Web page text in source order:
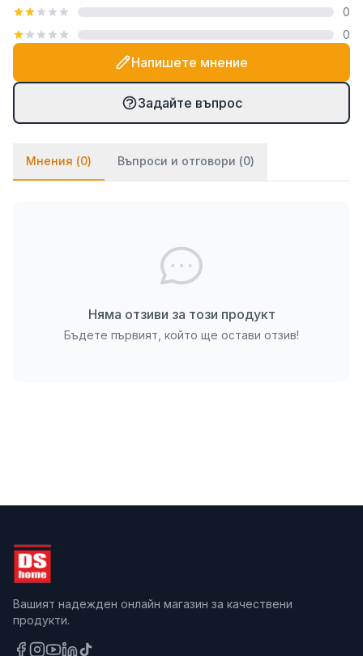
включена в комплекта. При PVC паната частите
се монтират на стената посредством
двойнозалепващо се тиксо. Ако ще се монтират
върху стена с тапет, препоръчваме да използвате
и няколко капки лепило върху тиксото (всяко
бързозалепящо лепило като капчица, каноконлит
0
0
Напишете мнение
Задайте въпрос
Мнения (0) Въпроси и отговори (0)
Няма отзиви за този продукт
Бъдете първият, който ще остави отзив!
Вашият надежден онлайн магазин за качествени
продукти.